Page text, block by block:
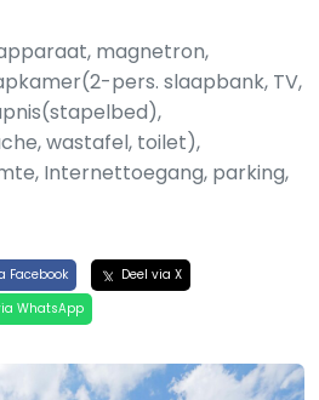
magnetron,
pers. slaapbank, TV,
wastafel, toilet),
Internettoegang, parking,
Facebook
Deel via X
WhatsApp